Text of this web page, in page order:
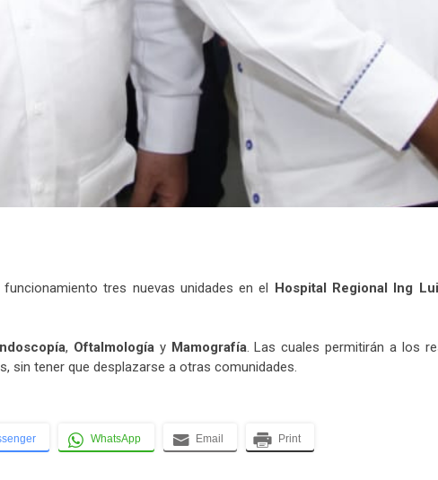
tres nuevas unidades en el Hospital Regional Ing
, Oftalmologíay Mamografía. Las cuales permitirán a los
tener que desplazarse a otras comunidades.
WhatsApp Email Print